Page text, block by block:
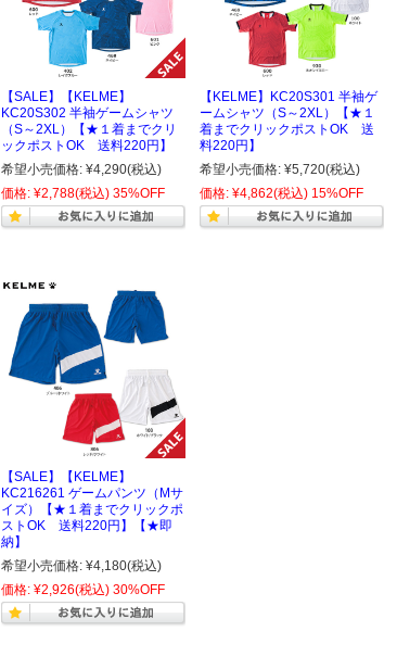
【SALE】【KELME】
KC20S302 半袖ゲームシャツ
（S～2XL）【★１着までクリ
ックポストOK 送料220円】
希望小売価格: ¥4,290(税込)
価格: ¥2,788(税込) 35%OFF
【KELME】KC20S301 半袖ゲ
ームシャツ（S～2XL）【★１
着までクリックポストOK 送
料220円】
希望小売価格: ¥5,720(税込)
価格: ¥4,862(税込) 15%OFF
【SALE】【KELME】
KC216261 ゲームパンツ（Mサ
イズ）【★１着までクリックポ
ストOK 送料220円】【★即
納】
希望小売価格: ¥4,180(税込)
価格: ¥2,926(税込) 30%OFF